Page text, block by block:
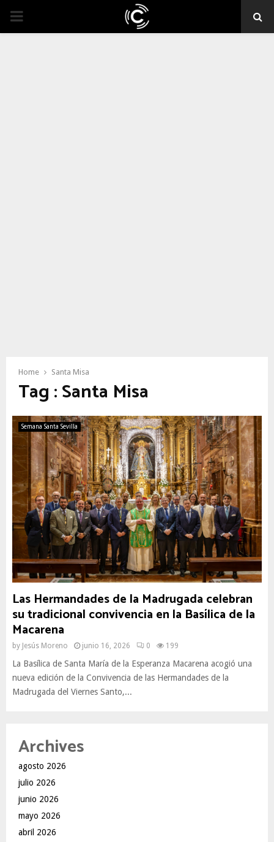
PRIMARY
Home Santa Misa
Tag : Santa Misa
Semana Santa Sevilla
Las Hermandades de la Madrugada celebran
su tradicional convivencia en la Basílica de la
Macarena
by Jesús Moreno junio 16, 2026 0 199
La Basílica de Santa María de la Esperanza Macarena acogió una
nueva edición de la Convivencia de las Hermandades de la
Madrugada del Viernes Santo,...
Archives
agosto 2026
julio 2026
junio 2026
mayo 2026
abril 2026